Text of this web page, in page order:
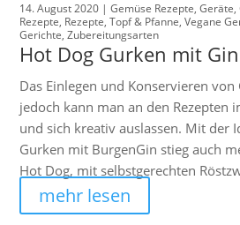
14. August 2020 |Gemüse Rezepte, Geräte,
Rezepte, Rezepte, Topf & Pfanne, Vegane
Gerichte, Zubereitungsarten
Hot Dog Gurken mit Gin
Das Einlegen und Konservieren
jedoch kann man an den Rezepten
und sich kreativ auslassen. Mit der
Gurken mit BurgenGin stieg auch
Hot Dog, mit selbstgerechten
mehr lesen